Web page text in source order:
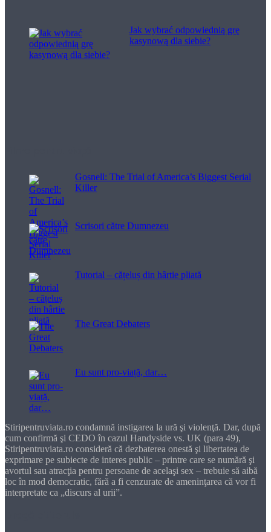
Jak wybrać odpowiednią grę
kasynową dla siebie?
Gosnell: The Trial of America’s Biggest Serial
Killer
Scrisori către Dumnezeu
Tutorial – cățeluș din hârtie pliată
The Great Debaters
Eu sunt pro-viață, dar…
Stiripentruviata.ro condamnă instigarea la ură şi violenţă. Dar, după
cum confirmă şi CEDO în cazul Handyside vs. UK (para 49),
Stiripentruviata.ro consideră că dezbaterea onestă şi libertatea de
exprimare pe subiecte de interes public – printre care se numără şi
avortul sau atracţia pentru persoane de acelaşi sex – trebuie să aibă
loc în mod democratic, fără a fi cenzurate de ameninţarea că vor fi
interpretate ca „discurs al urii”.